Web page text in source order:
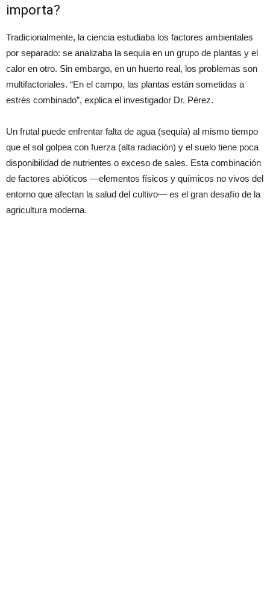
importa?
Tradicionalmente, la ciencia estudiaba los factores ambientales
por separado: se analizaba la sequía en un grupo de plantas y el
calor en otro. Sin embargo, en un huerto real, los problemas son
multifactoriales. “En el campo, las plantas están sometidas a
estrés combinado”, explica el investigador Dr. Pérez.
Un frutal puede enfrentar falta de agua (sequía) al mismo tiempo
que el sol golpea con fuerza (alta radiación) y el suelo tiene poca
disponibilidad de nutrientes o exceso de sales. Esta combinación
de factores abióticos —elementos físicos y químicos no vivos del
entorno que afectan la salud del cultivo— es el gran desafío de la
agricultura moderna.